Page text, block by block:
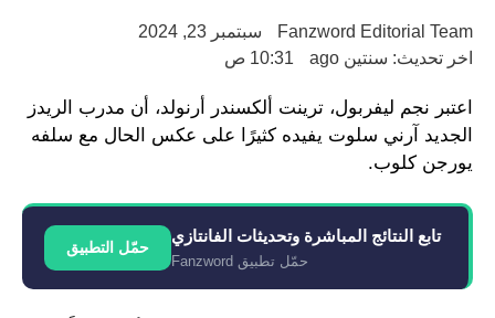
Fanzword Editorial Team
سبتمبر 23, 2024
اخر تحديث: سنتين ago
10:31 ص
اعتبر نجم ليفربول، ترينت ألكسندر أرنولد، أن مدرب الريدز
الجديد آرني سلوت يفيده كثيرًا على عكس الحال مع سلفه
يورجن كلوب.
تابع النتائج المباشرة وتحديثات الفانتازي
حمّل تطبيق Fanzword
حمّل التطبيق